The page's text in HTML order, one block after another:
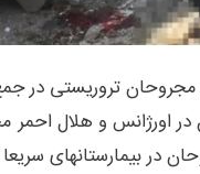
تروریستی در جمع
در اورژانس و هلال
در بیمارستانهای